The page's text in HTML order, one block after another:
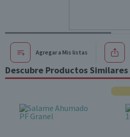
Agregar a Mis listas
Descubre Productos Similares